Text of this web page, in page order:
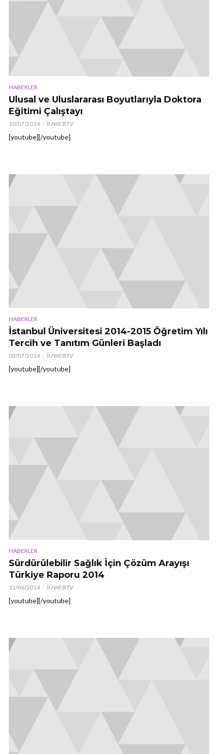
HABERLER
Ulusal ve Uluslararası Boyutlarıyla Doktora
Eğitimi Çalıştayı
10/07/2014 İÜWEBTV
[youtube][/youtube]
HABERLER
İstanbul Üniversitesi 2014-2015 Öğretim Yılı
Tercih ve Tanıtım Günleri Başladı
03/07/2014 İÜWEBTV
[youtube][/youtube]
HABERLER
Sürdürülebilir Sağlık İçin Çözüm Arayışı
Türkiye Raporu 2014
11/06/2014 İÜWEBTV
[youtube][/youtube]